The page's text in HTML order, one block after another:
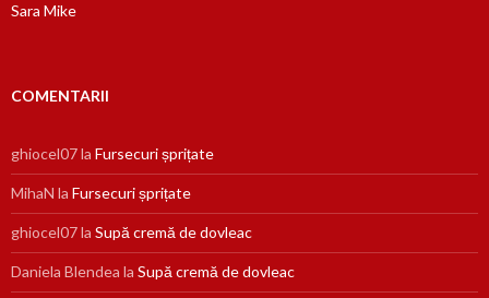
Sara Mike
COMENTARII
ghiocel07la Fursecuri șprițate
MihaN la Fursecuri șprițate
ghiocel07la Supă cremă de dovleac
Daniela Blendea la Supă cremă de dovleac